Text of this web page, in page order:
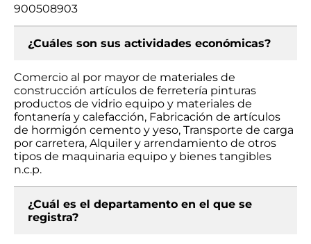
900508903
¿Cuáles son sus actividades económicas?
Comercio al por mayor de materiales de
construcción artículos de ferretería pinturas
productos de vidrio equipo y materiales de
fontanería y calefacción, Fabricación de artículos
de hormigón cemento y yeso, Transporte de carga
por carretera, Alquiler y arrendamiento de otros
tipos de maquinaria equipo y bienes tangibles
n.c.p.
¿Cuál es el departamento en el que se
registra?